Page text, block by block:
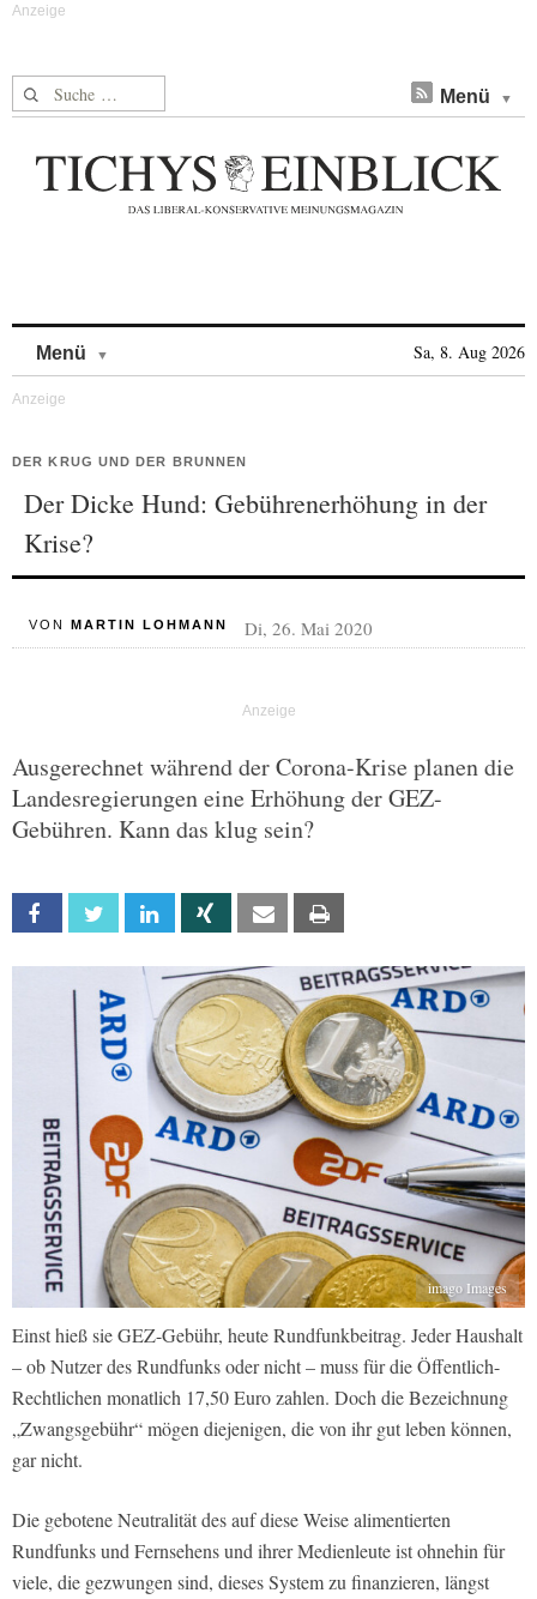
Suche nach: Menü
Menü Sa, 8. Aug 2026
DER KRUG UND DER BRUNNEN
Der Dicke Hund: Gebührenerhöhung in der
Krise?
VON MARTIN LOHMANN Di, 26. Mai 2020
Ausgerechnet während der Corona-Krise planen die
Landesregierungen eine Erhöhung der GEZ-
Gebühren. Kann das klug sein?
Facebook Twitter Linkedin Xing Email
imago Images
Einst hieß sie GEZ-Gebühr, heute Rundfunkbeitrag. Jeder Haushalt
– ob Nutzer des Rundfunks oder nicht – muss für die Öffentlich-
Rechtlichen monatlich 17,50 Euro zahlen. Doch die Bezeichnung
„Zwangsgebühr“ mögen diejenigen, die von ihr gut leben können,
gar nicht.
Die gebotene Neutralität des auf diese Weise alimentierten
Rundfunks und Fernsehens und ihrer Medienleute ist ohnehin für
viele, die gezwungen sind, dieses System zu finanzieren, längst